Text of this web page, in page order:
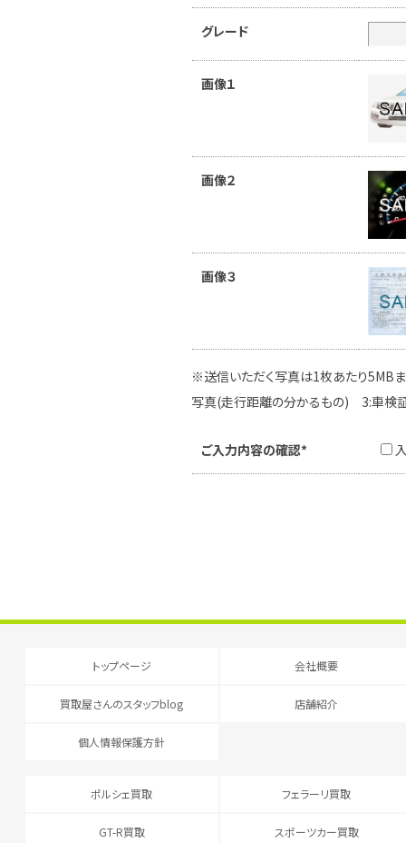
グレード
画像１
画像２
画像３
※送信いただく写真は1枚あたり5MBま
写真(走行距離の分かるもの) 3:車検
ご入力内容の確認*
トップページ 会社概要
買取屋さんのスタッフblog 店舗紹介
個人情報保護方針
ポルシェ買取 フェラーリ買取
GT-R買取 スポーツカー買取